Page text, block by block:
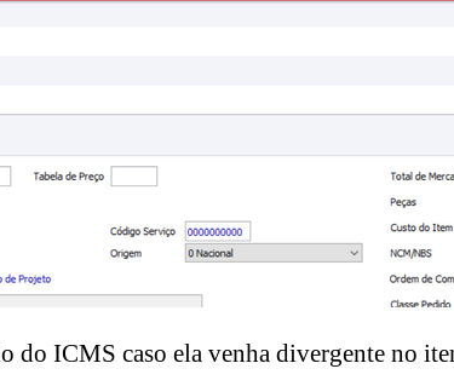
do ICMS caso ela venha divergente no